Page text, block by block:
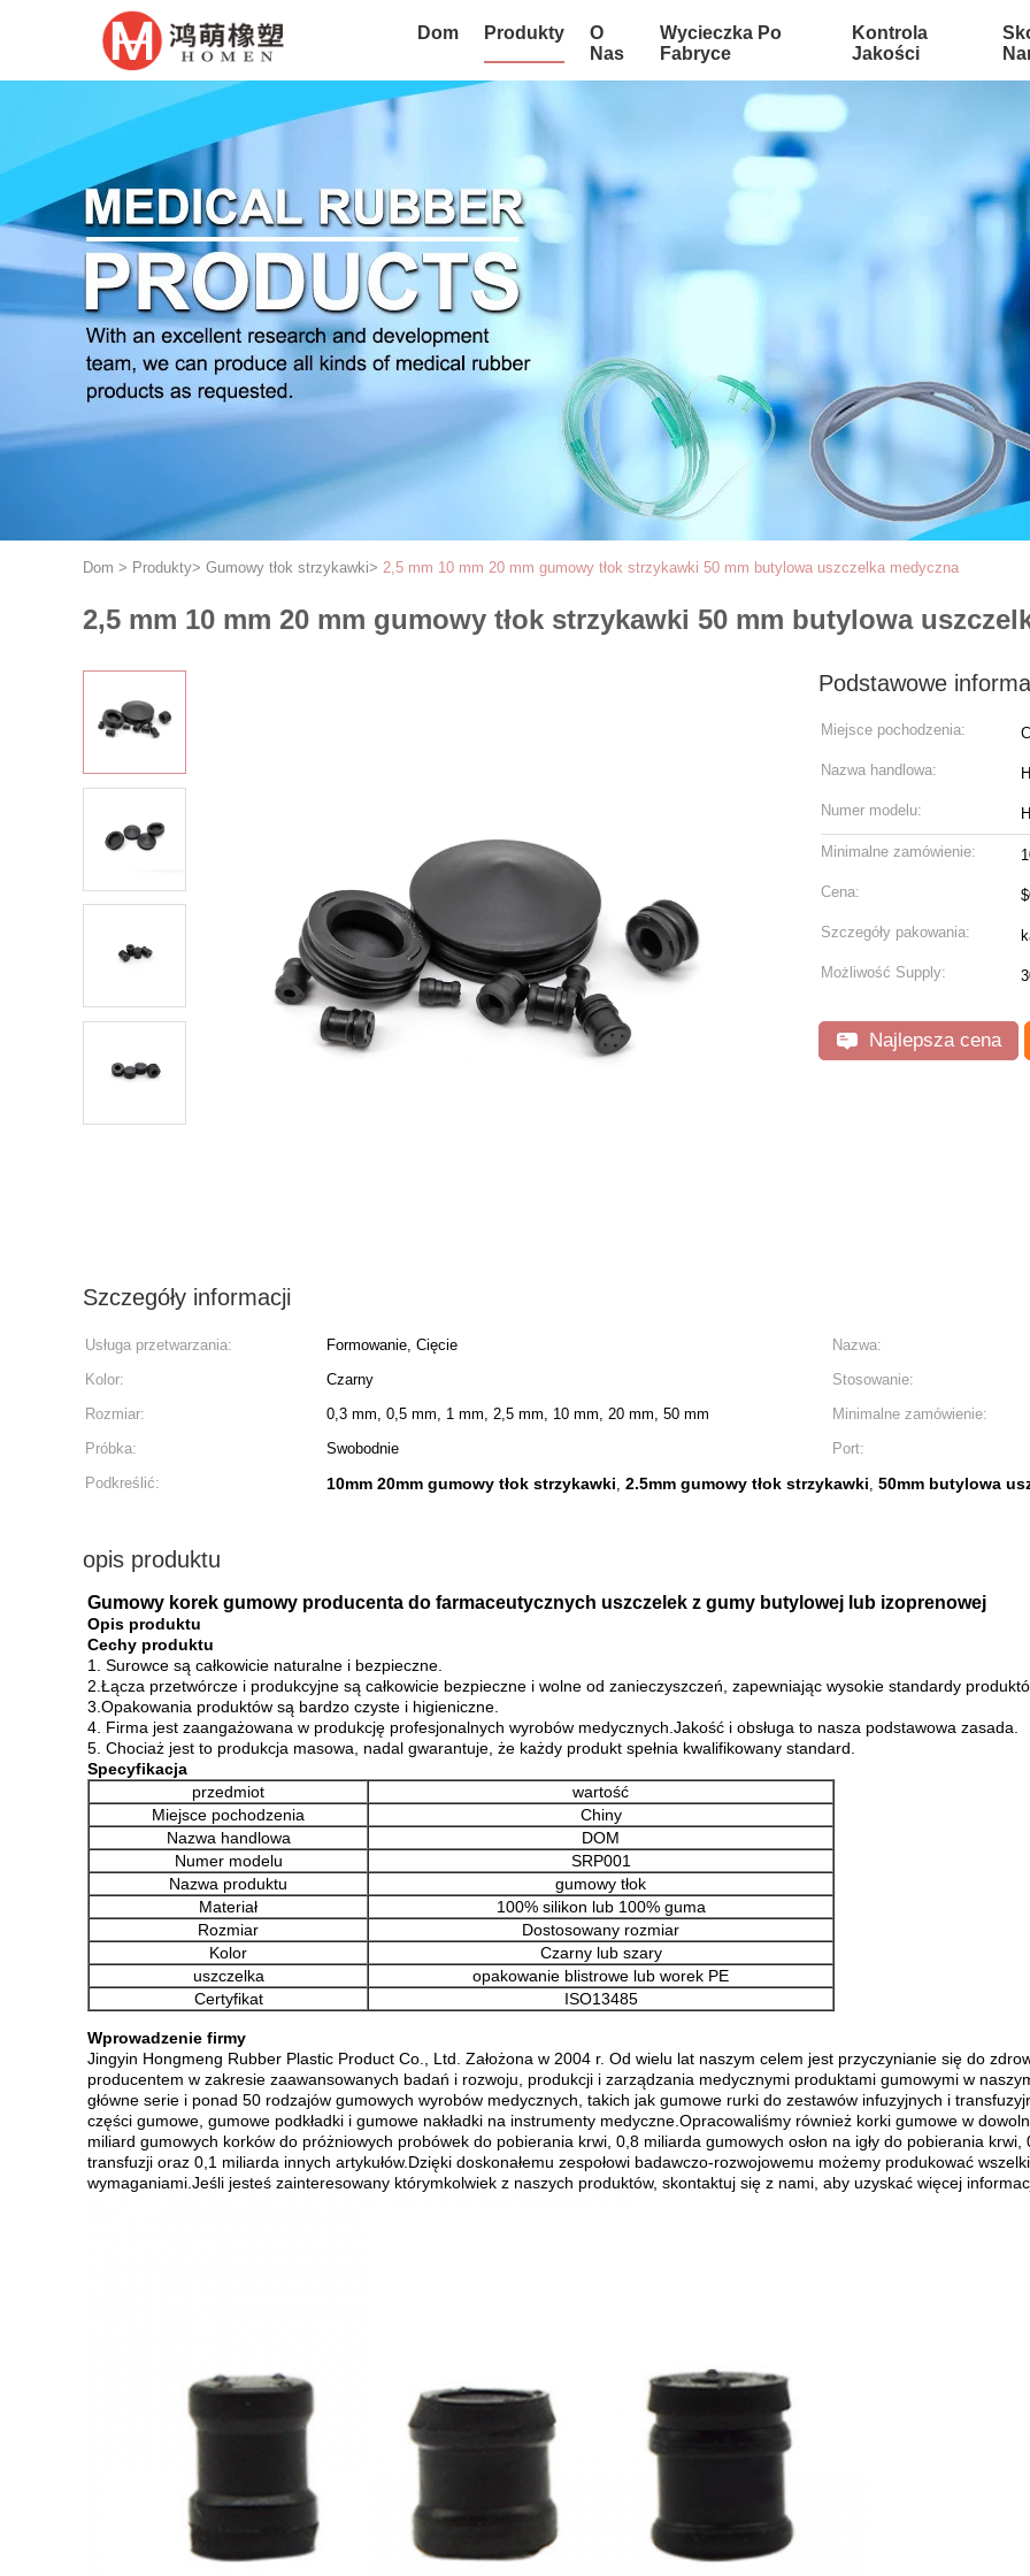
Dom Produkty
O
Nas
Wycieczka Po
Fabryce
Kontrola
Jakości
Dom > Produkty> Gumowy tłok strzykawki> 2,5 mm 10 mm 20 mm gumowy tłok strzykawki 50 mm butylowa uszczelka medyczna
2,5 mm 10 mm 20 mm gumowy tłok strzykawki 50 mm butylowa
Podstawowe
Miejsce pochodzenia:
Nazwa handlowa:
Numer modelu:
Minimalne zamówienie:
Cena:
Szczegóły pakowania:
Możliwość Supply:
Najlepsza cena
Szczegóły informacji
Usługa przetwarzania: Formowanie, Cięcie Nazwa:
Kolor:
Czarny Stosowanie:
Rozmiar:
0,3 mm, 0,5 mm, 1 mm, 2,5 mm, 10 mm, 20 mm, 50 mm Minimalne zamówienie:
Próbka:
Swobodnie Port:
Podkreślić:
10mm 20mm gumowy tłok strzykawki, 2.5mm gumowy tłok strzykawki, 50mm butylowa
opis produktu
Gumowy korek gumowy producenta do farmaceutycznych uszczelek z gumy butylowej lub izoprenowej
Opis produktu
Cechy produktu
1. Surowce są całkowicie naturalne i bezpieczne.
2.Łącza przetwórcze i produkcyjne są całkowicie bezpieczne i wolne od zanieczyszczeń, zapewniając wysokie standardy
3.Opakowania produktów są bardzo czyste i higieniczne.
4. Firma jest zaangażowana w produkcję profesjonalnych wyrobów medycznych.Jakość i obsługa to nasza podstawowa zasada.
5. Chociaż jest to produkcja masowa, nadal gwarantuje, że każdy produkt spełnia kwalifikowany standard.
Specyfikacja
przedmiot
wartość
Miejsce pochodzenia
Chiny
Nazwa handlowa
DOM
Numer modelu
SRP001
Nazwa produktu
gumowy tłok
Materiał
100% silikon lub 100% guma
Rozmiar
Dostosowany rozmiar
Kolor
Czarny lub szary
uszczelka
opakowanie blistrowe lub worek PE
Certyfikat
ISO13485
Wprowadzenie firmy
Jingyin Hongmeng Rubber Plastic Product Co., Ltd. Założona w 2004 r. Od wielu lat naszym celem jest przyczynianie się do
producentem w zakresie zaawansowanych badań i rozwoju, produkcji i zarządzania medycznymi produktami gumowymi w
główne serie i ponad 50 rodzajów gumowych wyrobów medycznych, takich jak gumowe rurki do zestawów infuzyjnych i
części gumowe, gumowe podkładki i gumowe nakładki na instrumenty medyczne.Opracowaliśmy również korki gumowe w
miliard gumowych korków do próżniowych probówek do pobierania krwi, 0,8 miliarda gumowych osłon na igły do ​​pobierania
transfuzji oraz 0,1 miliarda innych artykułów.Dzięki doskonałemu zespołowi badawczo-rozwojowemu możemy produkować
wymaganiami.Jeśli jesteś zainteresowany którymkolwiek z naszych produktów, skontaktuj się z nami, aby uzyskać więcej